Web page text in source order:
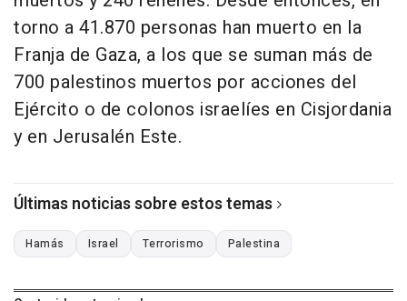
torno a 41.870 personas han muerto en la
Franja de Gaza, a los que se suman más de
700 palestinos muertos por acciones del
Ejército o de colonos israelíes en Cisjordania
y en Jerusalén Este.
Últimas noticias sobre estos temas
Hamás Israel Terrorismo Palestina